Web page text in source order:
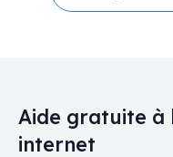
Aide gratuite à
internet